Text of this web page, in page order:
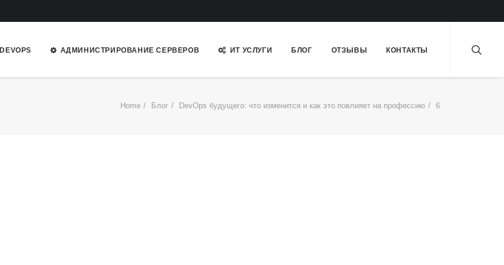
DEVOPS АДМИНИСТРИРОВАНИЕ СЕРВЕРОВ ИТ УСЛУГИ БЛОГ ОТЗЫВЫ КОНТАКТЫ
Home Блог DevOps будущего: что изменится и как это повлияет на профессию 6